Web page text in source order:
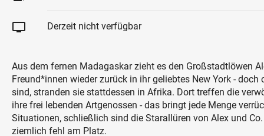
tv Derzeit nicht verfügbar
Aus dem fernen Madagaskar zieht es den Großstadtlöwen
Freund*innen wieder zurück in ihr geliebtes New York - doch
sind, stranden sie stattdessen in Afrika. Dort treffen die
ihre frei lebenden Artgenossen - das bringt jede Menge
Situationen, schließlich sind die Starallüren von Alex und
ziemlich fehl am Platz.